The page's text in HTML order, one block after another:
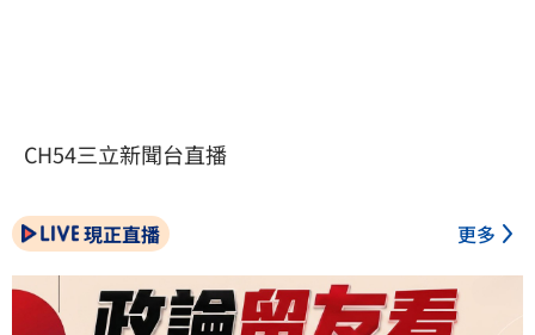
CH54三立新聞台直播
現正直播 更多